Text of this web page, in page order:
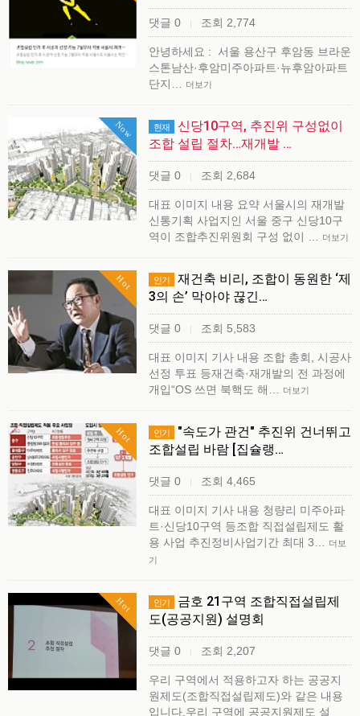
댓글 0 조회 2,774
안녕하세요 : ​ 서울 용산구 후암동 브라운
스톤남산·후암미주아파트·뉴후암아파트
단지… 더보기
Now 현재
신당10구역, 추진위 구성없이
조합 설립 절차…재개발 …
댓글 0 조회 2,684
대표 이미지 내용 요약 서울시의 재개발
신통기획 사업지인 서울 중구 신당10구
역이 조합추진위원회 구성 없이 … 더보기
Hot 인기
재건축 비리, 조합이 동원한 ‘제
3의 손’ 막아야 끊긴…
댓글 0 조회 5,583
대표 이미지 기사 내용 조합 총회, 시공사
선정 투표 등재건축·재개발의 전 과정에
개입“OS 쓰면 북핵도 해… 더보기
Hot 인기
"속도가 관건" 추진위 건너뛰고
조합설립 바람 [집슐랭…
댓글 0 조회 4,465
대표 이미지 기사 내용 청량리 미주아파
트·신당10구역 등조합 직접설립제도 활
용 사업 추진정비사업기간 최대 3… 더보
기
Hot 인기
금호 21구역 조합직접설립제
도(공공지원) 설명회
댓글 0 조회 2,207
우리 구역에서 적용하고자 하는 공공지
원제도(조합직접설립제도)와 같은 내용
입니다.우리 구역에 공공지원제도 설